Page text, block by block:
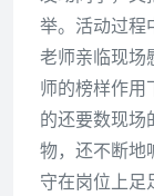
举。活动过程
老师亲临现场
师的榜样作用
的还要数现场
物，还不断地
守在岗位上足